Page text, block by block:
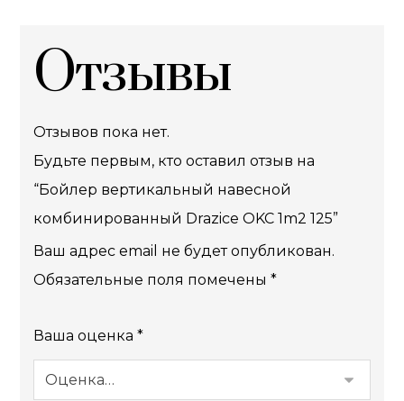
Отзывы
Отзывов пока нет.
Будьте первым, кто оставил отзыв на
“Бойлер вертикальный навесной
комбинированный Drazice OKC 1m2 125”
Ваш адрес email не будет опубликован.
Обязательные поля помечены*
Ваша оценка*